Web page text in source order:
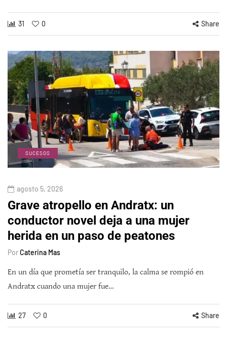
31 0 Share
SUCESOS
agosto 5, 2026
Grave atropello en Andratx: un
conductor novel deja a una mujer
herida en un paso de peatones
PorCaterina Mas
En un día que prometía ser tranquilo, la calma se rompió en
Andratx cuando una mujer fue…
27 0 Share